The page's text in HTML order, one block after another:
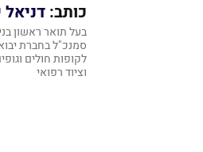
כותב: דניאל
בעל תואר ראשון
סמנכ"ל בחברת יבוא
לקופות חולים
וציוד רפואי